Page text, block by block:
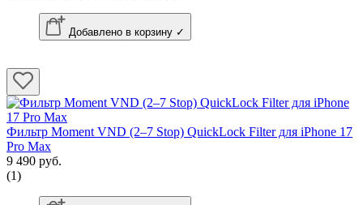
Добавлено в корзину ✓
Фильтр Moment VND (2–7 Stop) QuickLock Filter для iPhone 17
Pro Max
9 490 руб.
(1)